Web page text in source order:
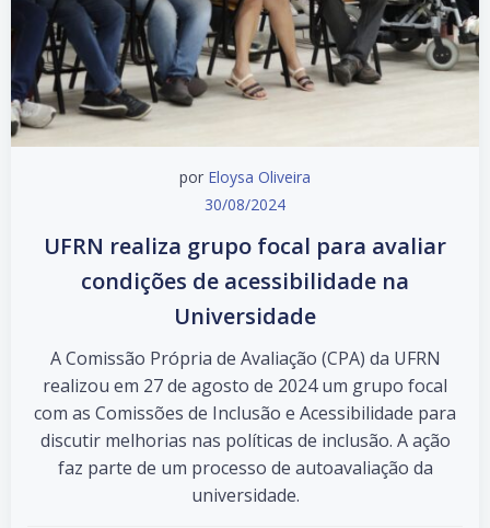
por Eloysa Oliveira
30/08/2024
UFRN realiza grupo focal para avaliar
condições de acessibilidade na
Universidade
A Comissão Própria de Avaliação (CPA) da UFRN
realizou em 27 de agosto de 2024 um grupo focal
com as Comissões de Inclusão e Acessibilidade para
discutir melhorias nas políticas de inclusão. A ação
faz parte de um processo de autoavaliação da
universidade.